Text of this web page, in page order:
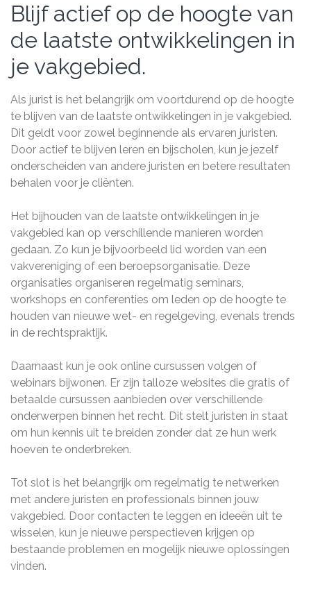
Blijf actief op de hoogte van
de laatste ontwikkelingen in
je vakgebied.
Als jurist is het belangrijk om voortdurend op de hoogte
te blijven van de laatste ontwikkelingen in je vakgebied.
Dit geldt voor zowel beginnende als ervaren juristen.
Door actief te blijven leren en bijscholen, kun je jezelf
onderscheiden van andere juristen en betere resultaten
behalen voor je cliënten.
Het bijhouden van de laatste ontwikkelingen in je
vakgebied kan op verschillende manieren worden
gedaan. Zo kun je bijvoorbeeld lid worden van een
vakvereniging of een beroepsorganisatie. Deze
organisaties organiseren regelmatig seminars,
workshops en conferenties om leden op de hoogte te
houden van nieuwe wet- en regelgeving, evenals trends
in de rechtspraktijk.
Daarnaast kun je ook online cursussen volgen of
webinars bijwonen. Er zijn talloze websites die gratis of
betaalde cursussen aanbieden over verschillende
onderwerpen binnen het recht. Dit stelt juristen in staat
om hun kennis uit te breiden zonder dat ze hun werk
hoeven te onderbreken.
Tot slot is het belangrijk om regelmatig te netwerken
met andere juristen en professionals binnen jouw
vakgebied. Door contacten te leggen en ideeën uit te
wisselen, kun je nieuwe perspectieven krijgen op
bestaande problemen en mogelijk nieuwe oplossingen
vinden.